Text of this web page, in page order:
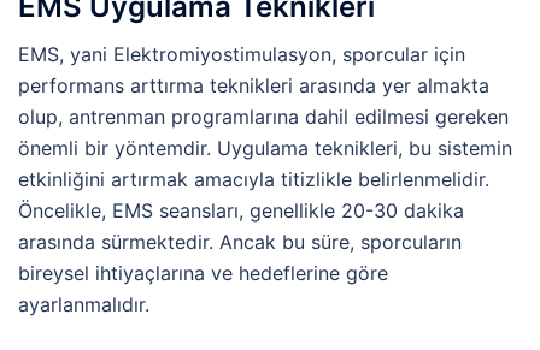
EMS, yani Elektromiyostimulasyon, sporcular için
performans arttırma teknikleri arasında yer almakta
olup, antrenman programlarına dahil edilmesi gereken
önemli bir yöntemdir. Uygulama teknikleri, bu sistemin
etkinliğini artırmak amacıyla titizlikle belirlenmelidir.
Öncelikle, EMS seansları, genellikle 20-30 dakika
arasında sürmektedir. Ancak bu süre, sporcuların
bireysel ihtiyaçlarına ve hedeflerine göre
ayarlanmalıdır.